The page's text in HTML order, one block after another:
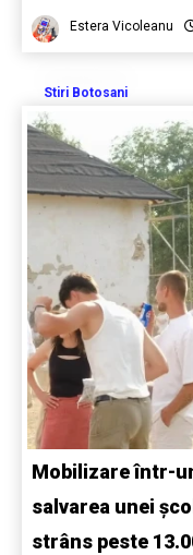
Estera Vicoleanu
Stiri Botosani
Mobilizare într-
salvarea unei
strâns peste